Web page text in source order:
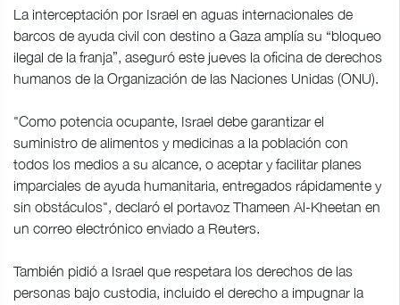
La interceptación por Israel en aguas internacionales de
barcos de ayuda civil con destino a Gaza amplía su “bloqueo
ilegal de la franja”, aseguró este jueves la oficina de derechos
humanos de la Organización de las Naciones Unidas (ONU).
"Como potencia ocupante, Israel debe garantizar el
suministro de alimentos y medicinas a la población con
todos los medios a su alcance, o aceptar y facilitar planes
imparciales de ayuda humanitaria, entregados rápidamente y
sin obstáculos", declaró el portavoz Thameen Al-Kheetan en
un correo electrónico enviado a Reuters.
También pidió a Israel que respetara los derechos de las
personas bajo custodia, incluido el derecho a impugnar la